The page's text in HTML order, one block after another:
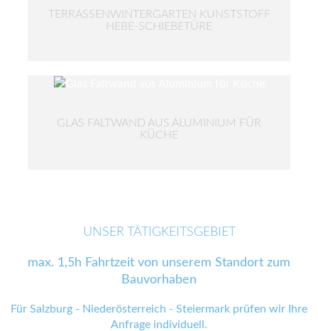
TERRASSENWINTERGARTEN KUNSTSTOFF
HEBE-SCHIEBETÜRE
GLAS FALTWAND AUS ALUMINIUM FÜR
KÜCHE
UNSER TÄTIGKEITSGEBIET
max. 1,5h Fahrtzeit von unserem Standort zum
Bauvorhaben
Für Salzburg - Niederösterreich - Steiermark prüfen wir Ihre
Anfrage individuell.